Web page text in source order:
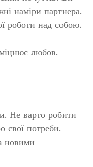
наміри партнера.
роботи над собою.
любов.
Не варто робити
свої потреби.
новими